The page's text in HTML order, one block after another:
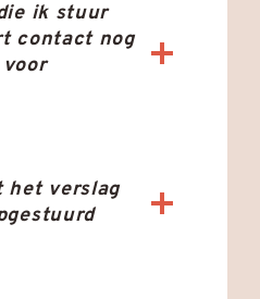
ik stuur
contact nog
het verslag